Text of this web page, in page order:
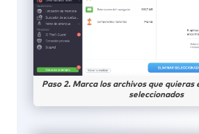
Paso 2. Marca los archivos que quieras
seleccionados